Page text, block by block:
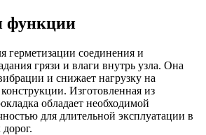
функции
герметизации соединения и
грязи и влаги внутрь узла. Она
и снижает нагрузку на
Изготовленная из
обладает необходимой
для длительной эксплуатации в